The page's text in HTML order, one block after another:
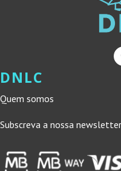
DNLC
Quem somos
Subscreva a nossa newsletter